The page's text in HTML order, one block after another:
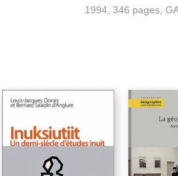
Table des matières
Chapitre 4_Transitions
Chapitre 5_L'univers
En guise de conclusion
Liste des sigles
1994, 346 pages,